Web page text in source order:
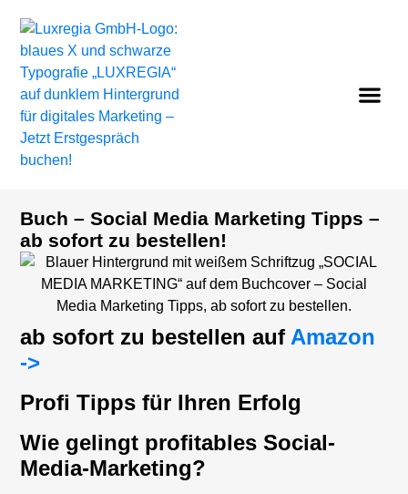
Buch – Social Media Marketing Tipps –
ab sofort zu bestellen!
ab sofort zu bestellen auf Amazon
->
Profi Tipps für Ihren Erfolg
Wie gelingt profitables Social-
Media-Marketing?